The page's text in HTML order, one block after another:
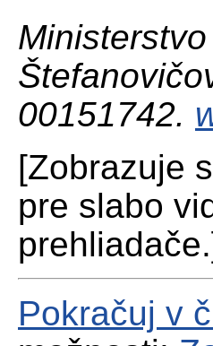
00151742.
[Zobrazuje
pre slabo
Pokračuj v